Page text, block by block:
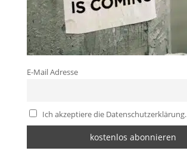
E-Mail Adresse
Ich akzeptiere die Datenschutzerklärung.